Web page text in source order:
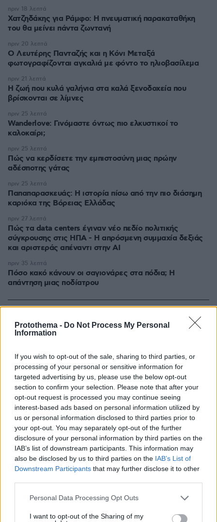
Protothema - Do Not Process My Personal
Information
If you wish to opt-out of the sale, sharing to third parties, or
processing of your personal or sensitive information for
targeted advertising by us, please use the below opt-out
section to confirm your selection. Please note that after your
opt-out request is processed you may continue seeing
interest-based ads based on personal information utilized by
us or personal information disclosed to third parties prior to
your opt-out. You may separately opt-out of the further
disclosure of your personal information by third parties on the
IAB’s list of downstream participants. This information may
also be disclosed by us to third parties on the IAB’s List of
Downstream Participants that may further disclose it to other
Please note that this website/app uses one or more Google
not limited to your visit or usage behaviour. You may click to
Personal Data Processing Opt Outs
I want to opt-out of the Sharing of my
Χατζηδάκης για Ράμφο: Η πνευματική παρακαταθήκη
του θα μείνει πάντα ζωντανή
πριν 18 λεπτά
Ο Λευτέρης Πανταζής και η Κόνι Μεταξά
φωτογραφίζονται αγκαλιά με φόντο το ηλιοβασίλεμα
πριν 20 λεπτά
Η ζωή που κυλά γαλήνια στα καλά ξενοδοχεία που
βρίσκονται σε λίμνες
πριν 21 λεπτά
Wanderlove: Γινόμαστε όντως πιο ελκυστικοί το
καλοκαίρι;
πριν 25 λεπτά
Πώς να κερδίσετε την εμπιστοσύνη μιας πρώην
αδέσποτης γάτας
πριν 25 λεπτά
Παπαπαρασκευάς: Η ιστορία πίσω από την πιο διάσημη
καριόκα της Βόρειας Ελλάδας
πριν 25 λεπτά
Πώς τα data centers έγιναν νέο πεδίο πολιτικής
σύγκρουσης στις ΗΠΑ - Η απρόσμενη συμμαχία δεξιάς
και αριστεράς απέναντι στην AI
πριν 27 λεπτά
Πόσο κακό κάνουν οι σαγιονάρες στα πόδια; Η
απάντηση μιας ποδίατρου
πριν 35 λεπτά
ΤΑ ΠΙΟ ΔΗΜΟΦΙΛΗ